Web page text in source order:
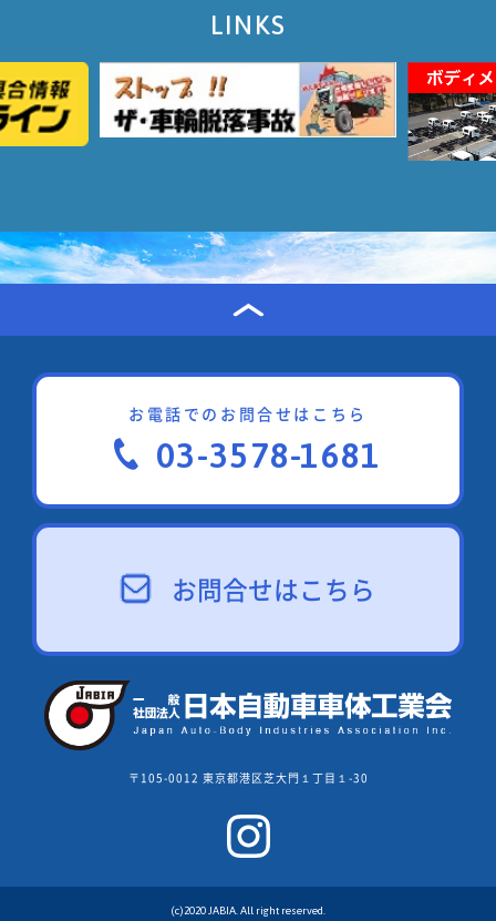
LINKS
お電話でのお問合せはこちら
03-3578-1681
お問合せはこちら
〒105-0012 東京都港区芝大門１丁目１-30
(c)2020 JABIA. All right reserved.